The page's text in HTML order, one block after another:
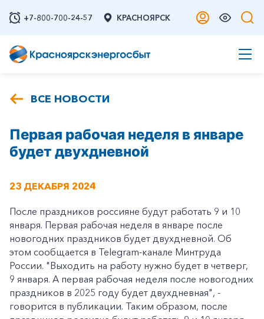
+7-800-700-24-57 КРАСНОЯРСК
ВСЕ НОВОСТИ
Первая рабочая неделя в январе
будет двухдневной
23 ДЕКАБРЯ 2024
После праздников россияне будут работать 9 и 10
января. Первая рабочая неделя в январе после
новогодних праздников будет двухдневной. Об
этом сообщается в Telegram-канале Минтруда
России. "Выходить на работу нужно будет в четверг,
9 января. А первая рабочая неделя после новогодних
праздников в 2025 году будет двухдневная", -
говорится в публикации. Таким образом, после